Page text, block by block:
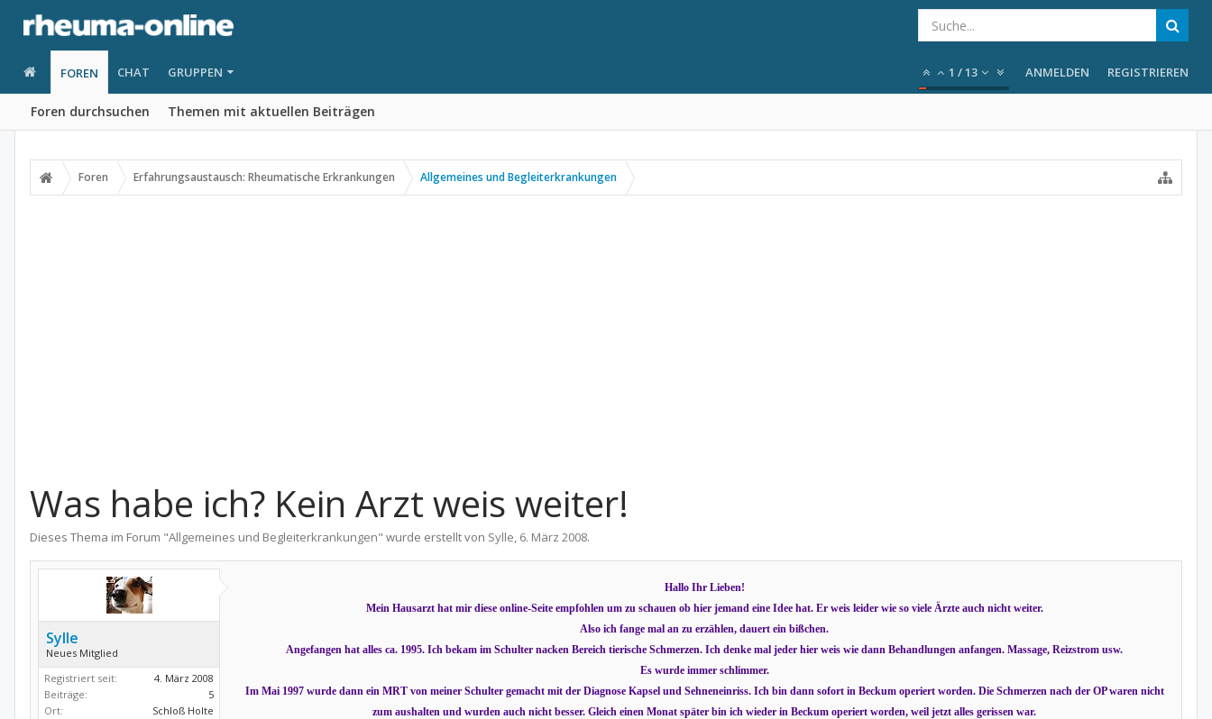
FOREN
Foren durchsuchen Themen mit aktuellen Beiträgen
CHAT GRUPPEN 1 /13 ANMELDEN REGISTRIEREN
Foren Erfahrungsaustausch: Rheumatische Erkrankungen Allgemeines und Begleiterkrankungen
Was habe ich? Kein Arzt weis weiter!
Dieses Thema im Forum "Allgemeines und Begleiterkrankungen" wurde erstellt von Sylle, 6. März 2008.
Sylle
Neues Mitglied
Registriert seit:
4. März 2008
Beiträge:
5
Ort:
Schloß Holte
Hallo Ihr Lieben!
Mein Hausarzt hat mir diese online-Seite empfohlen um zu schauen ob hier jemand eine Idee hat. Er weis leider wie so viele Ärzte auch nicht weiter.
Also ich fange mal an zu erzählen, dauert ein bißchen.
Angefangen hat alles ca. 1995. Ich bekam im Schulter nacken Bereich tierische Schmerzen. Ich denke mal jeder hier weis wie dann Behandlungen anfangen. Massage, Reizstrom usw.
Es wurde immer schlimmer.
Im Mai 1997 wurde dann ein MRT von meiner Schulter gemacht mit der Diagnose Kapsel und Sehneneinriss. Ich bin dann sofort in Beckum operiert worden. Die Schmerzen nach der OP waren nicht
zum aushalten und wurden auch nicht besser. Gleich einen Monat später bin ich wieder in Beckum operiert worden, weil jetzt alles gerissen war.